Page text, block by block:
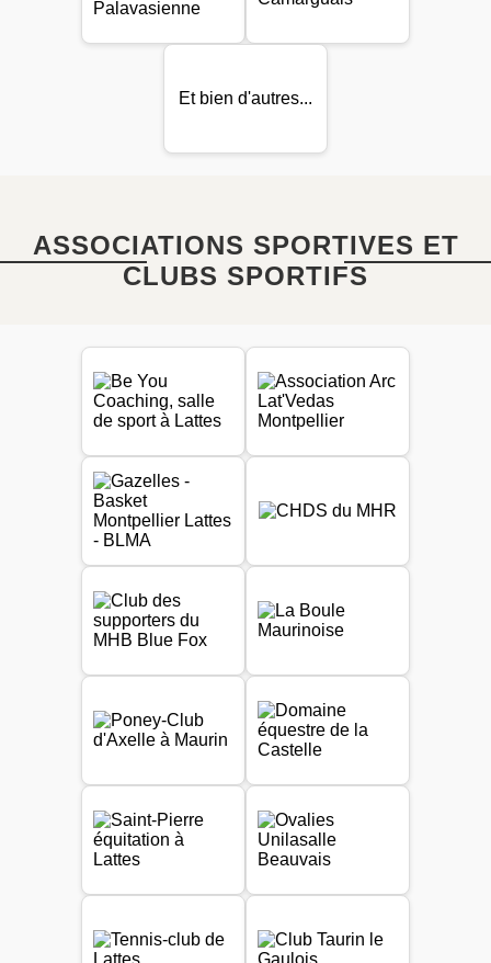
Et bien d'autres...
ASSOCIATIONS SPORTIVES ET
CLUBS SPORTIFS